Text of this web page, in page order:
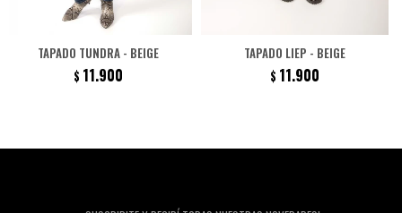
TAPADO TUNDRA - BEIGE
$ 11.900
TAPADO LIEP - BEIGE
$ 11.900